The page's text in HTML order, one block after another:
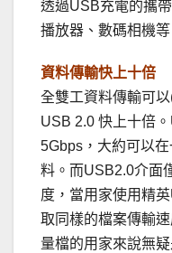
透過USB充電的攜
播放器、數碼相機等
資料傳輸快上十倍
全雙工資料傳輸可
USB 2.0 快上十倍
5Gbps，大約可以
料。而USB2.0介面
度，當用家使用精
取同樣的檔案傳輸
量檔的用家來說無